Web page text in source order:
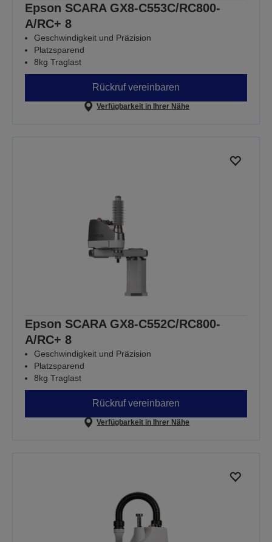
Epson SCARA GX8-C553C/RC800-
A/RC+ 8
Geschwindigkeit und Präzision
Platzsparend
8kg Traglast
Rückruf vereinbaren
Verfügbarkeit in Ihrer Nähe
Epson SCARA GX8-C552C/RC800-
A/RC+ 8
Geschwindigkeit und Präzision
Platzsparend
8kg Traglast
Rückruf vereinbaren
Verfügbarkeit in Ihrer Nähe